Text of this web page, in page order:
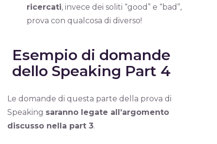
ricercati, invece dei soliti “good” e “bad”,
prova con qualcosa di diverso!
Esempio di domande
dello Speaking Part 4
Le domande di questa parte della prova di
Speaking saranno legate all’argomento
discusso nella part 3.